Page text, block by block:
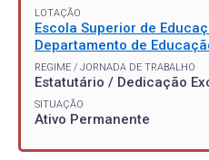
LOTAÇÃO
Escola Superior de
Departamento de
REGIME / JORNADA DE TRABALHO
Estatutário / Dedicação
SITUAÇÃO
Ativo Permanente